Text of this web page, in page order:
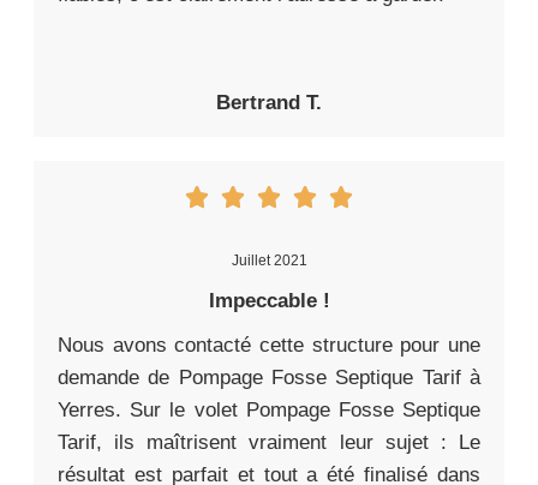
Bertrand T.
Juillet 2021
Impeccable !
Nous avons contacté cette structure pour une
demande de Pompage Fosse Septique Tarif à
Yerres. Sur le volet Pompage Fosse Septique
Tarif, ils maîtrisent vraiment leur sujet : Le
résultat est parfait et tout a été finalisé dans